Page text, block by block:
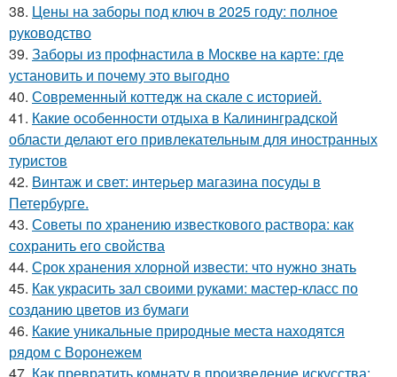
38. Цены на заборы под ключ в 2025 году: полное
руководство
39. Заборы из профнастила в Москве на карте: где
установить и почему это выгодно
40. Современный коттедж на скале с историей.
41. Какие особенности отдыха в Калининградской
области делают его привлекательным для иностранных
туристов
42. Винтаж и свет: интерьер магазина посуды в
Петербурге.
43. Советы по хранению известкового раствора: как
сохранить его свойства
44. Срок хранения хлорной извести: что нужно знать
45. Как украсить зал своими руками: мастер-класс по
созданию цветов из бумаги
46. Какие уникальные природные места находятся
рядом с Воронежем